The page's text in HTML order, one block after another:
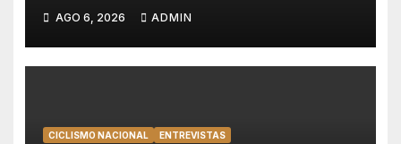
veste de amarelo na Volta a
Portugal
AGO 6, 2026 ADMIN
CICLISMO NACIONAL ENTREVISTAS